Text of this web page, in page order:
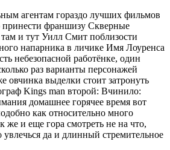
агентам гораздо лучших фильмов
принести франшизу Скверные
и тут Уилл Смит поблизости
напарника в личике Имя Лоуренса
небезопасной работёнке, один
раз варианты персонажей
овчинка выделки стоит затронуть
Kings man второй: Вчинило:
домашнее горячее время вот
как относительно много
же и еще гора смотреть не на что,
да и длинный стремительное